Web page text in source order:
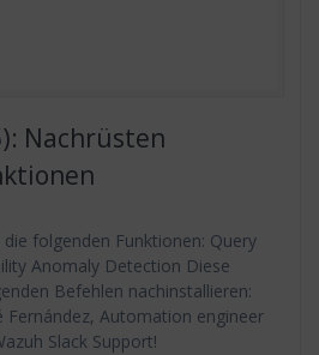
Nachrüsten
folgenden Funktionen: Query
Anomaly Detection Diese
Befehlen nachinstallieren:
Fernández, Automation engineer
Slack Support!